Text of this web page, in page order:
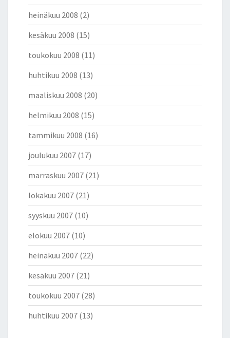
heinäkuu 2008 (2)
kesäkuu 2008 (15)
toukokuu 2008 (11)
huhtikuu 2008 (13)
maaliskuu 2008 (20)
helmikuu 2008 (15)
tammikuu 2008 (16)
joulukuu 2007 (17)
marraskuu 2007 (21)
lokakuu 2007 (21)
syyskuu 2007 (10)
elokuu 2007 (10)
heinäkuu 2007 (22)
kesäkuu 2007 (21)
toukokuu 2007 (28)
huhtikuu 2007 (13)